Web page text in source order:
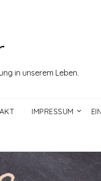
in unserem Leben.
IMPRESSUM